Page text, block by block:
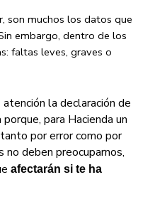
son muchos los datos que
embargo, dentro de los
faltas leves, graves o
la declaración de
para Hacienda un
por error como por
no deben preocuparnos,
afectarán si te ha